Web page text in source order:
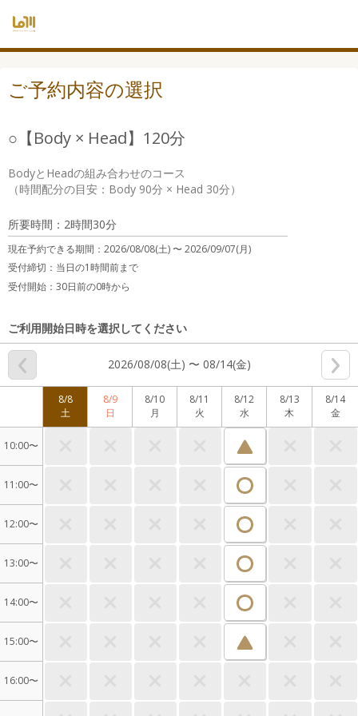
ご予約内容の選択
○【Body × Head】120分
BodyとHeadの組み合わせのコース
所要時間：2時間30分
現在予約できる期間： 2026/08/08(土) 〜2026/09/07(月)
受付締切： 当日の1時間前まで
受付開始： 30日前の0時から
ご利用開始日時を選択してください
2026/08/08(土) 〜 08/14(金)
8/8
土
8/9
日
8/10
月
8/11
火
8/12
水
8/13
木
8/14
金
10:00〜
11:00〜
12:00〜
13:00〜
14:00〜
15:00〜
16:00〜